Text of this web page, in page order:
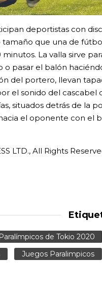
deportistas con
que una de
La valla sirve
o pasar el balón
del portero, llevan
el sonido del
situados detrás de la
el oponente con el
LTD., All Rights
de Tokio 2020
Juegos Paralimpicos